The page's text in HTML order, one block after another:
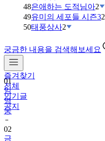
48은애하는 도적님아2
49유미의 세포들 시즌32
50태풍상사2
궁금한 내용을 검색해보세요
즐겨찾기
전체
인기글
공지
01
임
영
웅
02
금